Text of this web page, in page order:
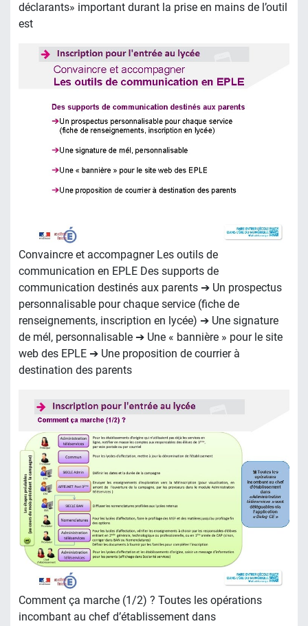
déclarants» important durant la prise en mains de l’outil
est
Convaincre et accompagner Les outils de
communication en EPLE Des supports de
communication destinés aux parents ➔ Un prospectus
personnalisable pour chaque service (fiche de
renseignements, inscription en lycée) ➔ Une signature
de mél, personnalisable ➔ Une « bannière » pour le site
web des EPLE ➔ Une proposition de courrier à
destination des parents
Comment ça marche (1/2) ? Toutes les opérations
incombant au chef d’établissement dans